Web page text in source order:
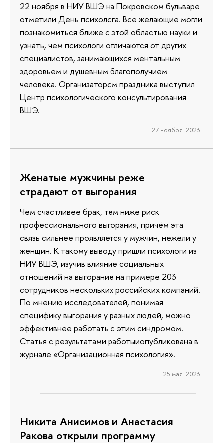
22 ноября в НИУ ВШЭ на Покровском бульваре
отметили День психолога. Все желающие могли
познакомиться ближе с этой областью науки и
узнать, чем психологи отличаются от других
специалистов, занимающихся ментальным
здоровьем и душевным благополучием
человека. Организатором праздника выступил
Центр психологического консультирования
ВШЭ.
27 ноября 2023
Женатые мужчины реже
страдают от выгорания
Чем счастливее брак, тем ниже риск
профессионального выгорания, причём эта
связь сильнее проявляется у мужчин, нежели у
женщин. К такому выводу пришли психологи из
НИУ ВШЭ, изучив влияние социальных
отношений на выгорание на примере 203
сотрудников нескольких российских компаний.
По мнению исследователей, понимая
специфику выгорания у разных людей, можно
эффективнее работать с этим синдромом.
Статья с результатами работыиопубликована в
журнале «Организационная психология».
25 мая 2023
Никита Анисимов и Анастасия
Ракова открыли программу